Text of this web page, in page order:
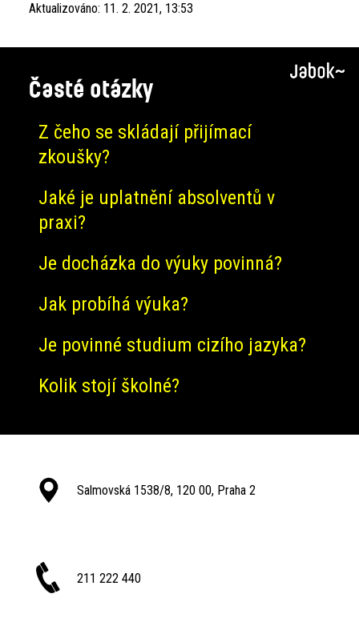
Aktualizováno: 11. 2. 2021, 13:53
Časté otázky
Z čeho se skládají přijímací
zkoušky?
Jaké je uplatnění absolventů v
praxi?
Je docházka do výuky povinná?
Jak probíhá výuka?
Je povinné studium cizího jazyka?
Kolik stojí školné?
Salmovská 1538/8, 120 00, Praha 2
211 222 440